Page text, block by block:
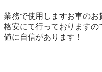
業務で使用しますお車のお
格安にて行っております
値に自信があります！